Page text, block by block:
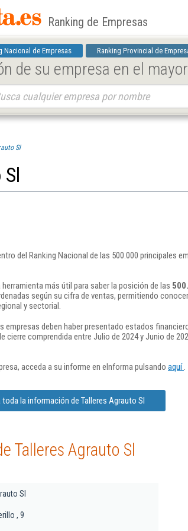
Ranking de Empresas
Nacional de Empresas Ranking Provincial de
de su empresa en el
Sl
del Ranking Nacional de las 500.000 principales
más útil para saber la posición de las
según su cifra de ventas, permitiendo
y sectorial.
empresas deben haber presentado estados
cierre comprendida entre Julio de 2024 y Junio de
acceda a su informe en eInforma pulsando aquí.
toda la información de Talleres Agrauto Sl
Talleres Agrauto Sl
Sl
, 9